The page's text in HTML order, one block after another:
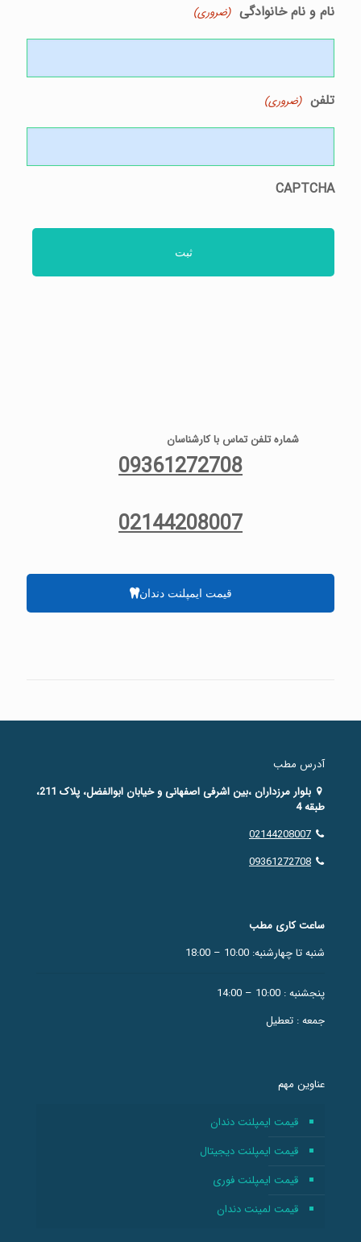
نام و نام خانوادگی (ضروری)
تلفن (ضروری)
CAPTCHA
شماره تلفن تماس با کارشناسان
09361272708
02144208007
قیمت ایمپلنت دندان
آدرس مطب
بلوار مرزداران ،بین اشرفی اصفهانی و خیابان ابوالفضل، پلاک 211،
طبقه 4
02144208007
09361272708
ساعت کاری مطب
شنبه تا چهارشنبه: 10:00 – 18:00
پنجشنبه : 10:00 – 14:00
جمعه : تعطیل
عناوین مهم
قیمت ایمپلنت دندان
قیمت ایمپلنت دیجیتال
قیمت ایمپلنت فوری
قیمت لمینت دندان